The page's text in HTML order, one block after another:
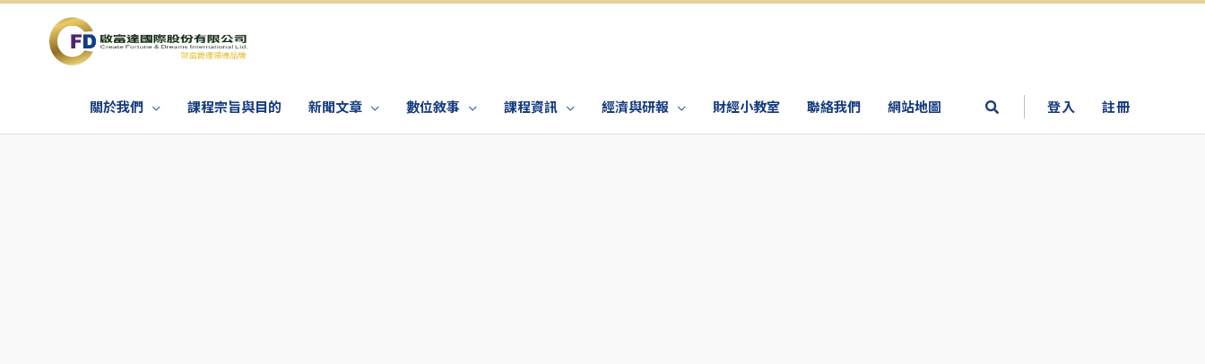
關於我們 課程宗旨與目的 新聞文章 數位敘事 課程資訊 經濟與研報 財經小教室 聯絡我們 網站地圖 登入 註冊